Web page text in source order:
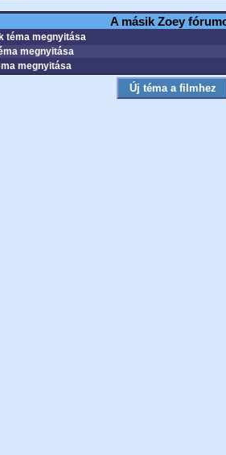
A másik Zoey
téma megnyitása
megnyitása
megnyitása